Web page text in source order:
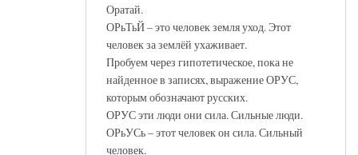
Оратай.
ОРьТьЙ – это человек земля уход. Этот
человек за землёй ухаживает.
Пробуем через гипотетическое, пока не
найденное в записях, выражение ОРУС,
которым обозначают русских.
ОРУС эти люди они сила. Сильные люди.
ОРьУСь – этот человек он сила. Сильный
человек.